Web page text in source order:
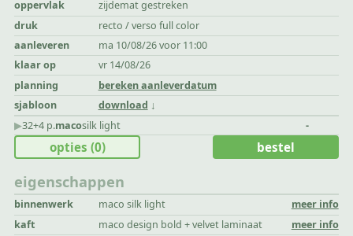
oppervlak
zijdemat gestreken
druk
recto / verso full color
aanleveren
ma 10/08/26 voor 11:00
klaar op
vr 14/08/26
planning
bereken aanleverdatum
sjabloon
download
▶︎32+4 p.macosilk light -
eigenschappen
binnenwerk maco silk light
meer info
kaft
maco design bold + velvet laminaat
meer info
opties (0) bestel